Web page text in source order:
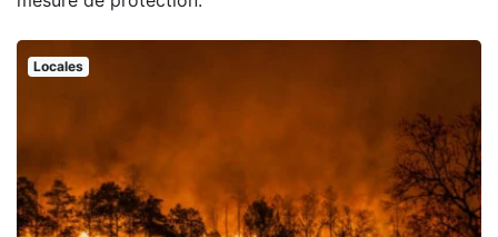
Locales